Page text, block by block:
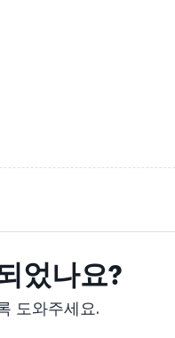
었나요?
도와주세요.